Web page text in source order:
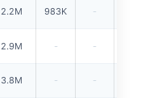
2.2M 983K -
2.9M - -
3.8M - -